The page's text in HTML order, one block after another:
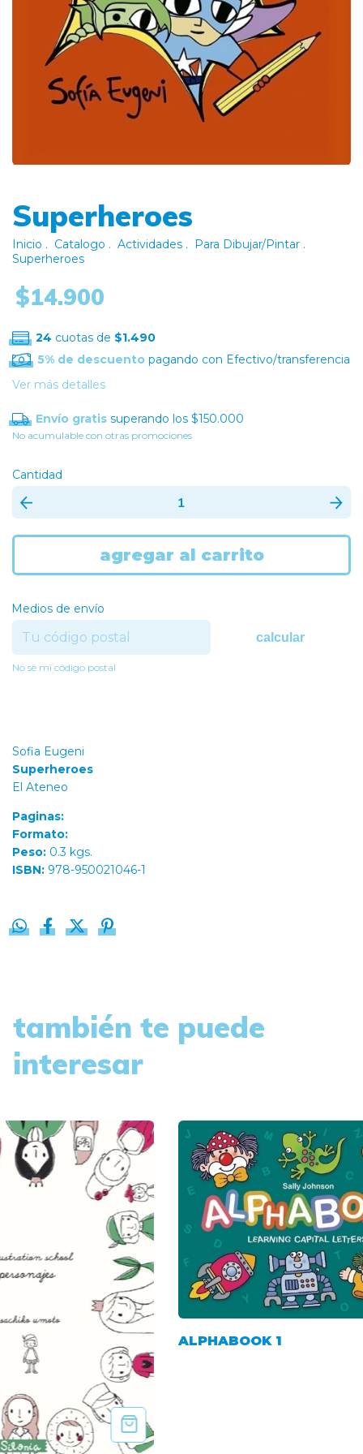
Superheroes
Inicio . Catalogo . Actividades . Para Dibujar/Pintar .
Superheroes
$14.900
24 cuotas de $1.490
5% de descuento pagando con Efectivo/transferencia
Ver más detalles
Envío gratis superando los $150.000
No acumulable con otras promociones
Cantidad
Medios de envío
calcular
No sé mi código postal
Sofia Eugeni
Superheroes
El Ateneo
Paginas:
Formato:
Peso: 0.3 kgs.
ISBN: 978-950021046-1
también te puede
interesar
ALPHABOOK 1